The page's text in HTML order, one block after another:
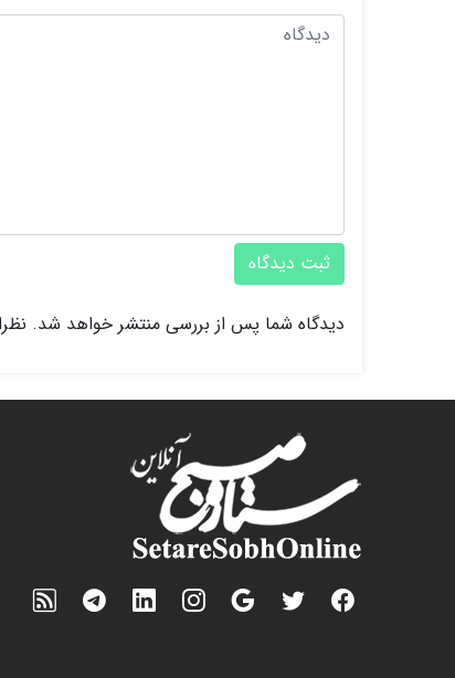
ثبت دیدگاه
دیدگاه شما پس از بررسی منتشر خواهد شد.